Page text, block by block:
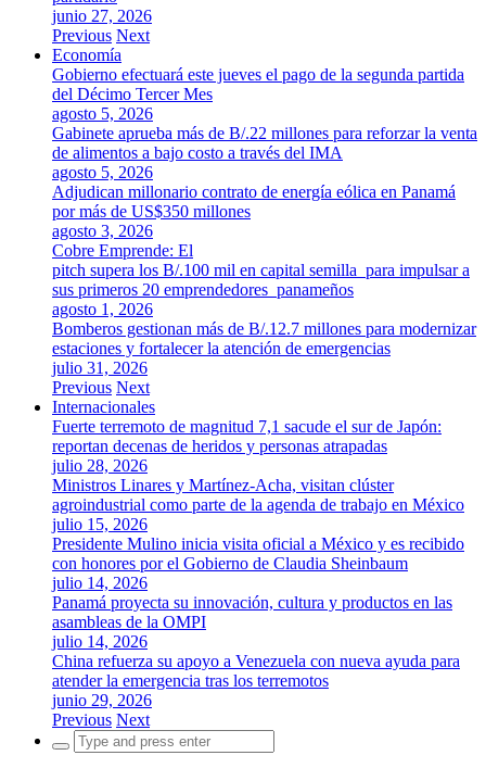
junio 27, 2026
Previous Next
Economía
Gobierno efectuará este jueves el pago de la segunda partida
del Décimo Tercer Mes
agosto 5, 2026
Gabinete aprueba más de B/.22 millones para reforzar la venta
de alimentos a bajo costo a través del IMA
agosto 5, 2026
Adjudican millonario contrato de energía eólica en Panamá
por más de US$350 millones
agosto 3, 2026
Cobre Emprende: El
pitch supera los B/.100 mil en capital semilla para impulsar a
sus primeros 20 emprendedores panameños
agosto 1, 2026
Bomberos gestionan más de B/.12.7 millones para modernizar
estaciones y fortalecer la atención de emergencias
julio 31, 2026
Previous Next
Internacionales
Fuerte terremoto de magnitud 7,1 sacude el sur de Japón:
reportan decenas de heridos y personas atrapadas
julio 28, 2026
Ministros Linares y Martínez-Acha, visitan clúster
agroindustrial como parte de la agenda de trabajo en México
julio 15, 2026
Presidente Mulino inicia visita oficial a México y es recibido
con honores por el Gobierno de Claudia Sheinbaum
julio 14, 2026
Panamá proyecta su innovación, cultura y productos en las
asambleas de la OMPI
julio 14, 2026
China refuerza su apoyo a Venezuela con nueva ayuda para
atender la emergencia tras los terremotos
junio 29, 2026
Previous Next
Search
for: